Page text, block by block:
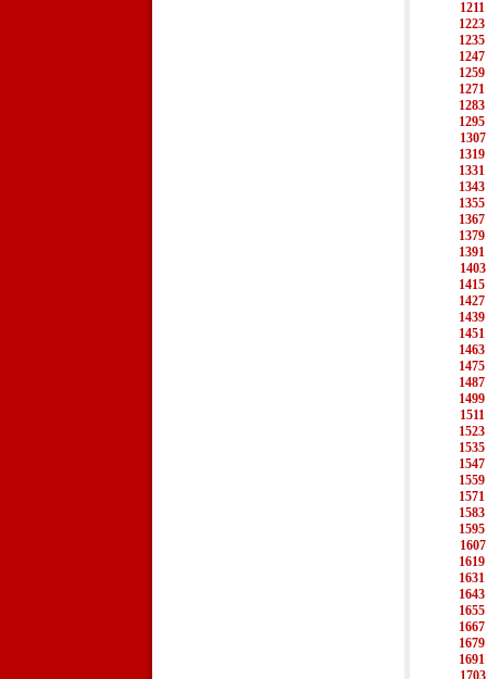
1211
1223
1235
1247
1259
1271
1283
1295
1307
1319
1331
1343
1355
1367
1379
1391
1403
1415
1427
1439
1451
1463
1475
1487
1499
1511
1523
1535
1547
1559
1571
1583
1595
1607
1619
1631
1643
1655
1667
1679
1691
1703